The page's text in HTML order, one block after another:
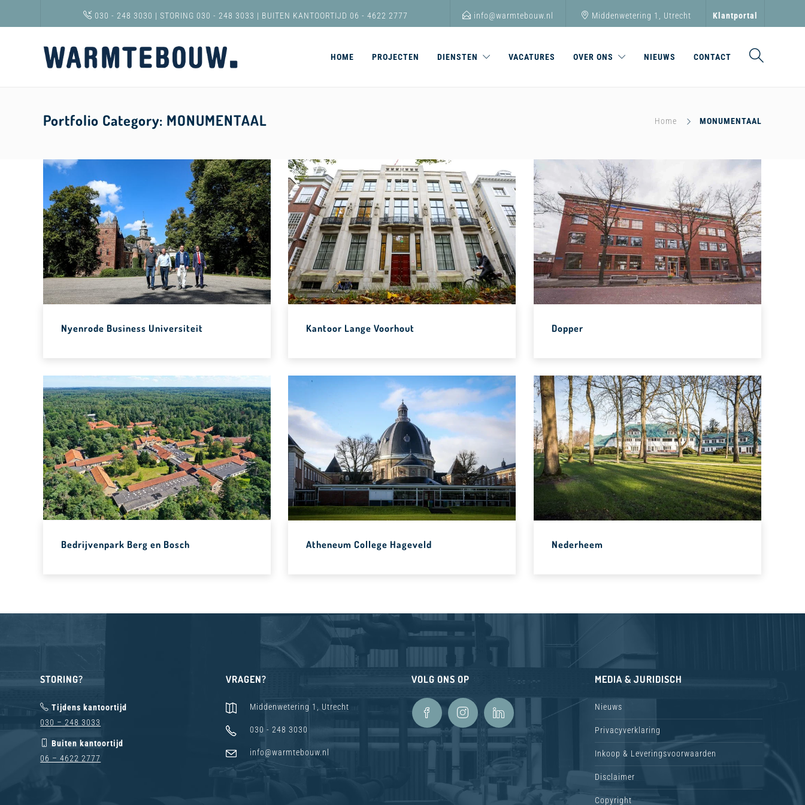
030 - 248 3030 | STORING 030 - 248 3033 | BUITEN KANTOORTIJD 06 - 4622 2777 info@warmtebouw.nl Middenwetering 1, Utrecht Klantportal
HOME PROJECTEN DIENSTEN VACATURES OVER ONS NIEUWS CONTACT
Portfolio Category: MONUMENTAAL Home MONUMENTAAL
Nyenrode Business Universiteit Kantoor Lange Voorhout Dopper
Bedrijvenpark Berg en Bosch Atheneum College Hageveld Nederheem
STORING?
Tijdens kantoortijd
030 – 248 3033
Buiten kantoortijd
06 – 4622 2777
VRAGEN?
Middenwetering 1, Utrecht
030 - 248 3030
info@warmtebouw.nl
VOLG ONS OP MEDIA & JURIDISCH
Nieuws
Privacyverklaring
Inkoop & Leveringsvoorwaarden
Disclaimer
Copyright